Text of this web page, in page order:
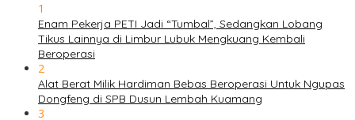
1
Enam Pekerja PETI Jadi “Tumbal”, Sedangkan Lobang
Tikus Lainnya di Limbur Lubuk Mengkuang Kembali
Beroperasi
2
Alat Berat Milik Hardiman Bebas Beroperasi Untuk Ngupas
Dongfeng di SPB Dusun Lembah Kuamang
3